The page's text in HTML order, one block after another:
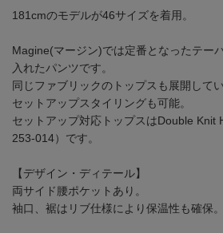
181cmのモデルが46サイズを着用。
Magine(マージン)では定番となったテー
入れたパンツです。
同じファブリックのトップスも展開して
セットアップスタイリングも可能。
セットアップ対応トップスはDouble Knit
253-014）です。
【デザイン・ディテール】
両サイド腰ポケットあり。
袖口、裾はリブ仕様により保温性も確保。